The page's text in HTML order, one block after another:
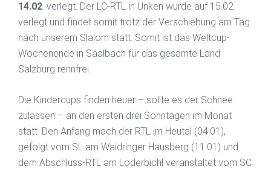
14.02. verlegt. Der LC-RTL in Unken wurde auf 15.02.
verlegt und findet somit trotz der Verschiebung am Tag
nach unserem Slalom statt. Somit ist das Weltcup-
Wochenende in Saalbach für das gesamte Land
Salzburg rennfrei.
Die Kindercups finden heuer – sollte es der Schnee
zulassen – an den ersten drei Sonntagen im Monat
statt. Den Anfang mach der RTL im Heutal (04.01),
gefolgt vom SL am Waidringer Hausberg (11.01) und
dem Abschluss-RTL am Loderbichl veranstaltet vom SC